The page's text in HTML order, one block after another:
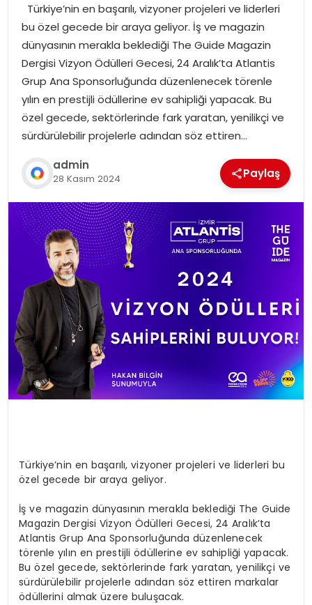
SIYASET
MAGAZIN
Türkiye’nin en başarılı, vizyoner projeleri ve liderleri
bu özel gecede bir araya geliyor. İş ve magazin
dünyasının merakla beklediği The Guide Magazin
Dergisi Vizyon Ödülleri Gecesi, 24 Aralık’ta Atlantis
Grup Ana Sponsorluğunda düzenlenecek törenle
yılın en prestijli ödüllerine ev sahipliği yapacak. Bu
özel gecede, sektörlerinde fark yaratan, yenilikçi ve
sürdürülebilir projelerle adından söz ettiren…
admin
28 Kasım 2024 Paylaş
Türkiye’nin en başarılı, vizyoner projeleri ve liderleri bu
özel gecede bir araya geliyor.
İş ve magazin dünyasının merakla beklediği The Guide
Magazin Dergisi Vizyon Ödülleri Gecesi, 24 Aralık’ta
Atlantis Grup Ana Sponsorluğunda düzenlenecek
törenle yılın en prestijli ödüllerine ev sahipliği yapacak.
Bu özel gecede, sektörlerinde fark yaratan, yenilikçi ve
sürdürülebilir projelerle adından söz ettiren markalar
ödüllerini almak üzere buluşacak.